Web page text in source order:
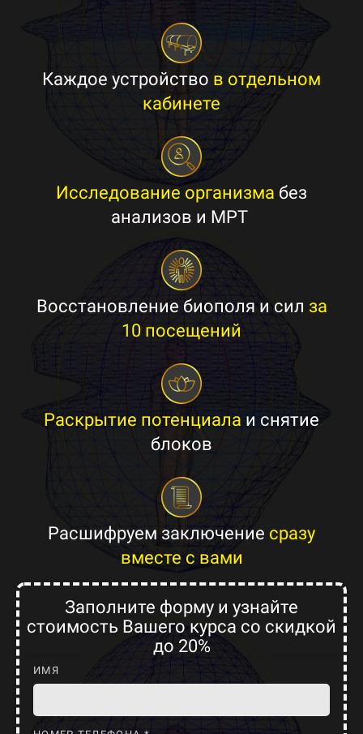
Каждое устройство в отдельном
кабинете
Исследование организма без
анализов и МРТ
Восстановление биополя и сил за
10 посещений
Раскрытие потенциала и снятие
блоков
Расшифруем заключение сразу
вместе с вами
Заполните форму и узнайте
стоимость Вашего курса со скидкой
до 20%
ИМЯ